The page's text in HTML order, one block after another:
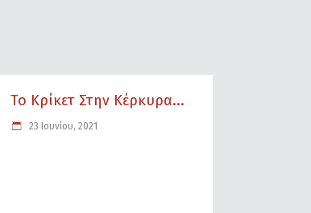
Το Κρίκετ Στην Κέρκυρα...
23 Ιουνίου, 2021